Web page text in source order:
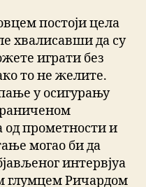
постоји цела
хвалисавши да су
играти без
то не желите.
у осигурању
од прометности и
могао би да
интервјуа
глумцем Ричардом